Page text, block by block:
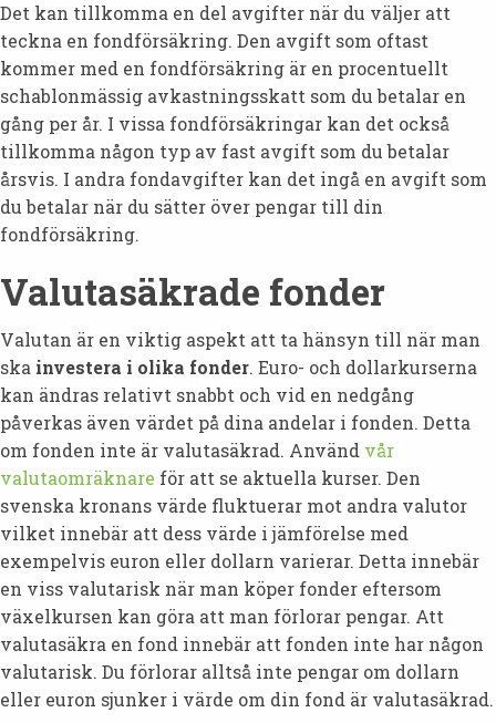
Det kan tillkomma en del avgifter när du väljer att
teckna en fondförsäkring. Den avgift som oftast
kommer med en fondförsäkring är en procentuellt
schablonmässig avkastningsskatt som du betalar en
gång per år. I vissa fondförsäkringar kan det också
tillkomma någon typ av fast avgift som du betalar
årsvis. I andra fondavgifter kan det ingå en avgift som
du betalar när du sätter över pengar till din
fondförsäkring.
Valutasäkrade fonder
Valutan är en viktig aspekt att ta hänsyn till när man
ska investera i olika fonder. Euro- och dollarkurserna
kan ändras relativt snabbt och vid en nedgång
påverkas även värdet på dina andelar i fonden. Detta
om fonden inte är valutasäkrad. Använd vår
valutaomräknare för att se aktuella kurser. Den
svenska kronans värde fluktuerar mot andra valutor
vilket innebär att dess värde i jämförelse med
exempelvis euron eller dollarn varierar. Detta innebär
en viss valutarisk när man köper fonder eftersom
växelkursen kan göra att man förlorar pengar. Att
valutasäkra en fond innebär att fonden inte har någon
valutarisk. Du förlorar alltså inte pengar om dollarn
eller euron sjunker i värde om din fond är valutasäkrad.